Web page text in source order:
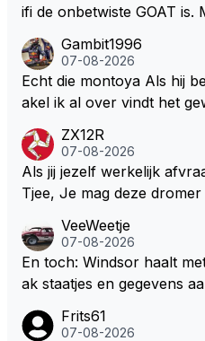
ifi de onbetwiste GOAT is.
milton, hahahaha. Latifi
n dicht met als
S Lawson natuurlijk
Gambit1996
07-08-2026
Echt die montoya Als hij begint te praten op f1tv sch
akel ik al over vindt het
weet 🤮🤮
ZX12R
07-08-2026
Als jij jezelf werkelijk
Tjee, Je mag deze
aar voordragen uit eigen
at je het leuk vindt
jezelf dan ook wel eens
ze wolff gesneden heeft?
VeeWeetje
07-08-2026
En toch: Windsor haalt
ak staatjes en gegevens
okies made of your own
Frits61
07-08-2026